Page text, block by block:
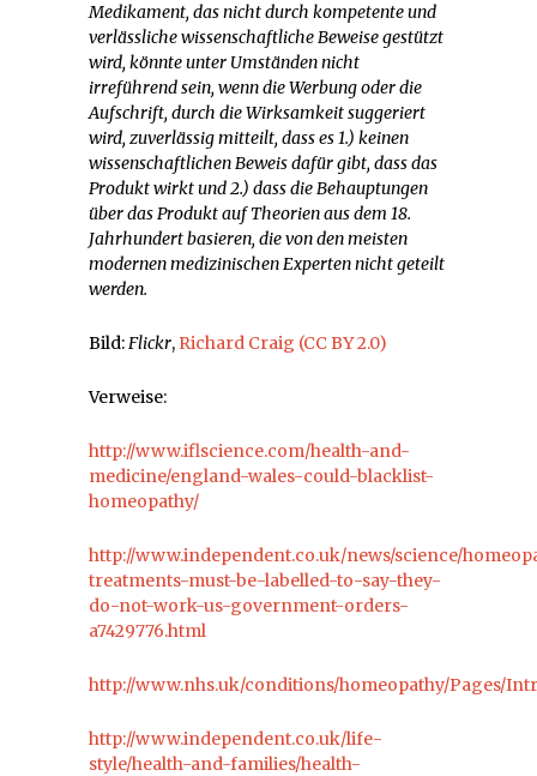
Medikament, das nicht durch kompetente und
verlässliche wissenschaftliche Beweise gestützt
wird, könnte unter Umständen nicht
irreführend sein, wenn die Werbung oder die
Aufschrift, durch die Wirksamkeit suggeriert
wird, zuverlässig mitteilt, dass es 1.) keinen
wissenschaftlichen Beweis dafür gibt, dass das
Produkt wirkt und 2.) dass die Behauptungen
über das Produkt auf Theorien aus dem 18.
Jahrhundert basieren, die von den meisten
modernen medizinischen Experten nicht geteilt
werden.
Bild:Flickr, Richard Craig (CC BY 2.0)
Verweise:
http://www.iflscience.com/health-and-
medicine/england-wales-could-blacklist-
homeopathy/
http://www.independent.co.uk/news/science/
treatments-must-be-labelled-to-say-they-
do-not-work-us-government-orders-
a7429776.html
http://www.nhs.uk/conditions/homeopathy/Pages/
http://www.independent.co.uk/life-
style/health-and-families/health-